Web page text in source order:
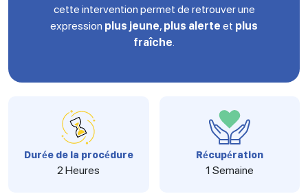
cette intervention permet de retrouver une
expression plus jeune, plus alerte et plus
fraîche.
Durée de la procédure
2 Heures
Récupération
1 Semaine